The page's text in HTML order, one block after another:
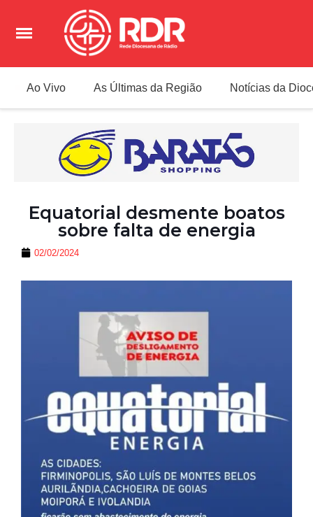
Ao Vivo As Últimas da Região Notícias da
Equatorial desmente boatos
sobre falta de energia
02/02/2024